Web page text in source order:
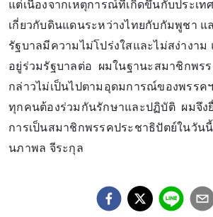
แต่เนื่องจากเหตุการณ์ที่เกิดขึ้นกับประเ
เกี่ยวกับดินแดนระหว่างไทยกับกัมพูชา แ
รัฐบาลมีความไม่โปร่งใสและไม่สง่างา
อยู่ร่วมรัฐบาลต่อ ผมในฐานะสมาชิกพรร
กล่าวไม่เป็นไปตามอุดมการณ์ของพรรค
ทุกคนต้องร่วมกันรักษาและปฏิบัติ ผมจึง
การเป็นสมาชิกพรรคประชาธิปัตย์ในวัน
นภาพล จีระกุล